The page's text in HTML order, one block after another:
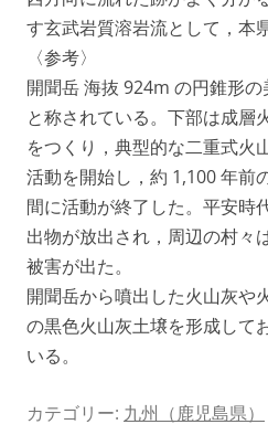
す玄武岩質溶岩流として，本
〈参考〉
開聞岳 海抜 924m の円錐形
と称されている。下部は成層
をつくり，典型的な二重式火
活動を開始し，約 1,100 年前
間に活動が終了した。平安時
出物が放出され，周辺の村々
被害が出た。
開聞岳から噴出した火山灰や
の黒色火山灰土壌を形成して
いる。
カテゴリー: 九州（鹿児島県）